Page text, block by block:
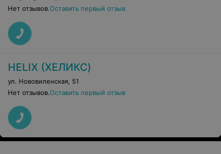
Нет отзывов.Оставить первый отзыв
HELIX (ХЕЛИКС)
ул. Нововиленская 51
Нет отзывов.Оставить первый отзыв